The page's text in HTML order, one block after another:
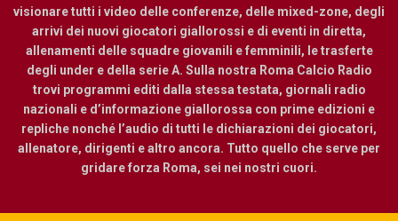
visionare tutti i video delle conferenze, delle mixed-zone, degli
arrivi dei nuovi giocatori giallorossi e di eventi in diretta,
allenamenti delle squadre giovanili e femminili, le trasferte
degli under e della serie A. Sulla nostra Roma Calcio Radio
trovi programmi editi dalla stessa testata, giornali radio
nazionali e d’informazione giallorossa con prime edizioni e
repliche nonché l’audio di tutti le dichiarazioni dei giocatori,
allenatore, dirigenti e altro ancora. Tutto quello che serve per
gridare forza Roma, sei nei nostri cuori.